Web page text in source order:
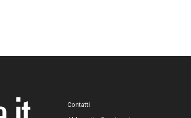
Contatti